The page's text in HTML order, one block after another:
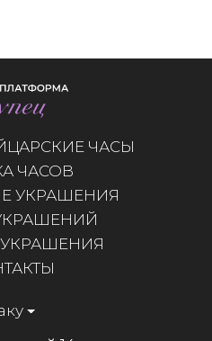
ЧАСЫ
ЧАСОВ
УКРАШЕНИЯ